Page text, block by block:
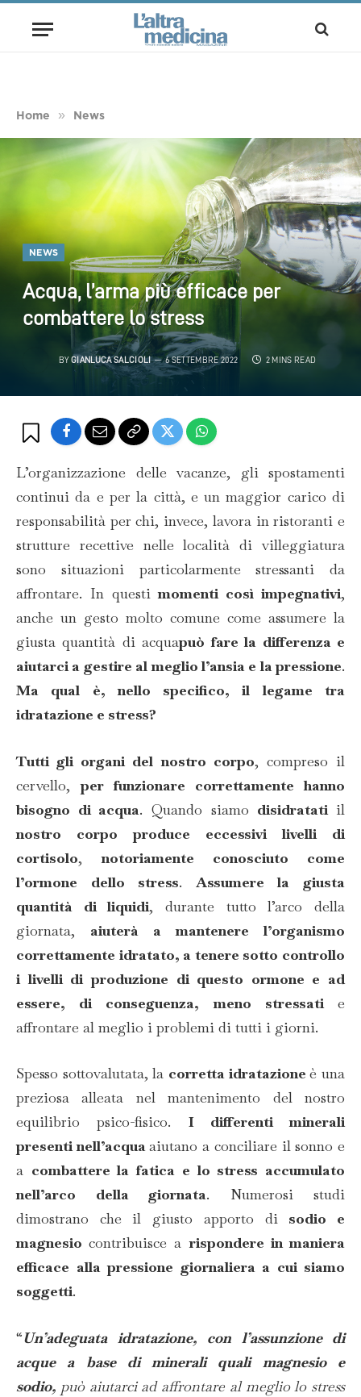
Home » News
NEWS
Acqua, l’arma più efficace per
combattere lo stress
BY GIANLUCA SALCIOLI 6 SETTEMBRE 2022 2 MINS READ
L’organizzazione delle vacanze, gli spostamenti
continui da e per la città, e un maggior carico di
responsabilità per chi, invece, lavora in ristoranti e
strutture recettive nelle località di villeggiatura
sono situazioni particolarmente stressanti da
affrontare. In questimomenti così impegnativi,
anche un gesto molto comune come assumere la
giusta quantità di acquapuò fare la differenza e
aiutarci a gestire al meglio l’ansia e la pressione.
Ma qual è, nello specifico, il legame tra
idratazione e stress?
Tutti gli organi del nostro corpo, compreso il
cervello,per funzionare correttamente hanno
bisogno di acqua. Quando siamo disidratati il
nostro corpo produce eccessivi livelli di
cortisolo,notoriamente conosciuto come
l’ormone dello stress.Assumere la giusta
quantità di liquidi, durante tutto l’arco della
giornata, aiuterà a mantenere l’organismo
correttamente idratato, a tenere sotto controllo
i livelli di produzione di questo ormone e ad
essere, di conseguenza, meno stressati e
affrontare al meglio i problemi di tutti i giorni.
Spesso sottovalutata, la corretta idratazioneè una
preziosa alleata nel mantenimento del nostro
equilibrio psico-fisico. I differenti minerali
presenti nell’acquaaiutano a conciliare il sonno e
a combattere la fatica e lo stress accumulato
nell’arco della giornata. Numerosi studi
dimostrano che il giusto apporto di sodio e
magnesiocontribuisce arispondere in maniera
efficace alla pressione giornaliera a cui siamo
soggetti.
“Un’adeguata idratazione, con l’assunzione di
acque a base di minerali quali magnesio e
sodio, può aiutarci ad affrontare al meglio lo stress